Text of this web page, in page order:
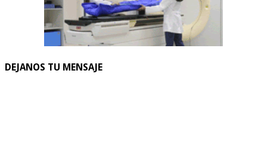
DEJANOS TU MENSAJE